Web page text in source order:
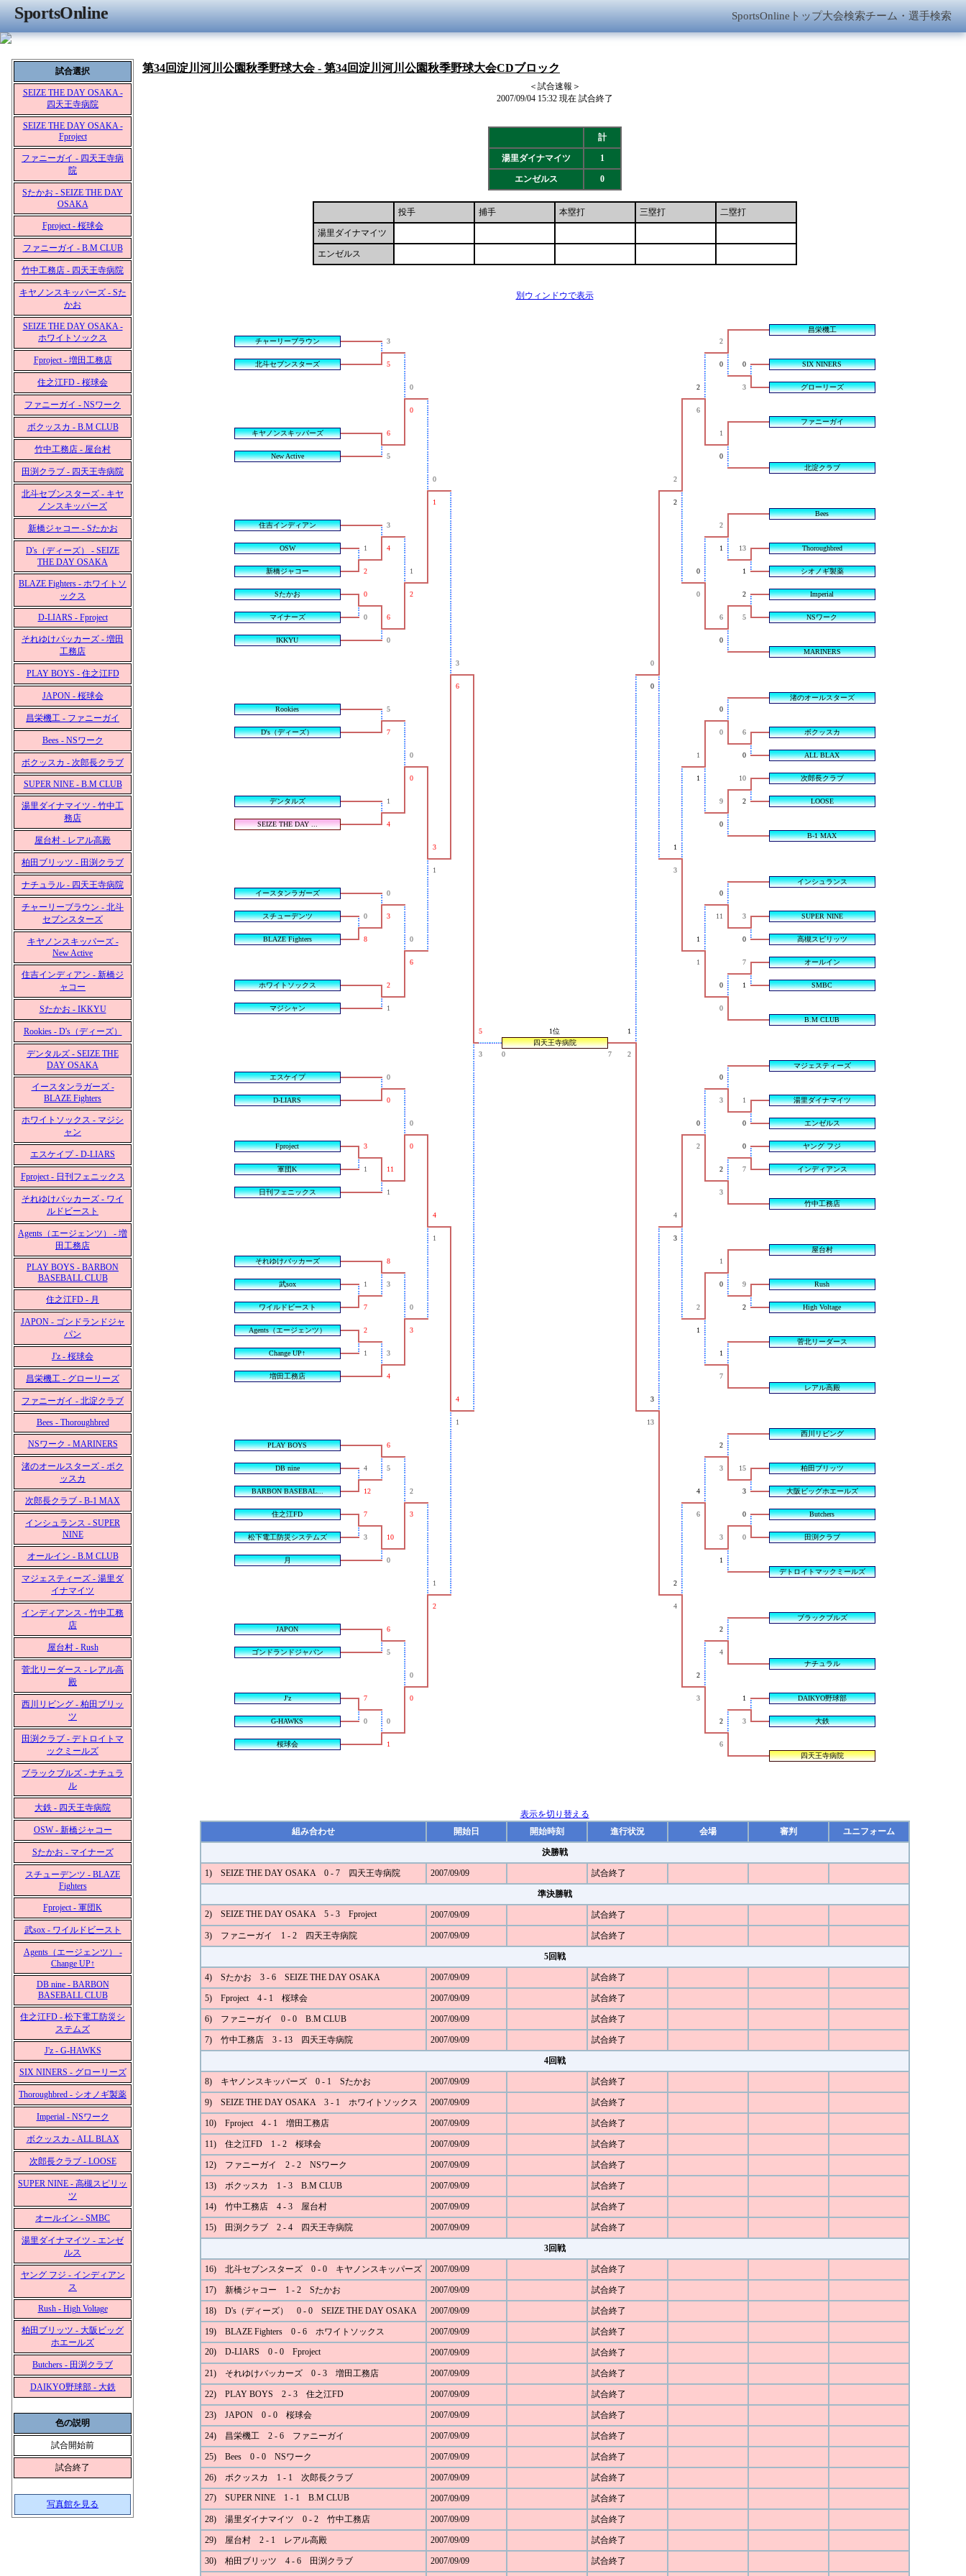
SportsOnline SportsOnlineトップ大会検索チーム・選手検索
試合選択
SEIZE THE DAY OSAKA -
四天王寺病院
SEIZE THE DAY OSAKA -
Fproject
ファニーガイ - 四天王寺病
院
Sたかお - SEIZE THE DAY
OSAKA
Fproject - 桜球会
ファニーガイ - B.M CLUB
竹中工務店 - 四天王寺病院
キヤノンスキッパーズ - Sた
かお
SEIZE THE DAY OSAKA -
ホワイトソックス
Fproject - 増田工務店
住之江FD - 桜球会
ファニーガイ - NSワーク
ボクッスカ - B.M CLUB
竹中工務店 - 屋台村
田渕クラブ - 四天王寺病院
北斗セブンスターズ - キヤ
ノンスキッパーズ
新橋ジャコー - Sたかお
D's（ディーズ） - SEIZE
THE DAY OSAKA
BLAZE Fighters - ホワイトソ
ックス
D-LIARS - Fproject
それゆけバッカーズ - 増田
工務店
PLAY BOYS - 住之江FD
JAPON - 桜球会
昌栄機工 - ファニーガイ
Bees - NSワーク
ボクッスカ - 次郎長クラブ
SUPER NINE - B.M CLUB
湯里ダイナマイツ - 竹中工
務店
屋台村 - レアル高殿
柏田ブリッツ - 田渕クラブ
ナチュラル - 四天王寺病院
チャーリーブラウン - 北斗
セブンスターズ
キヤノンスキッパーズ -
New Active
住吉インディアン - 新橋ジ
ャコー
Sたかお - IKKYU
Rookies - D's（ディーズ）
デンタルズ - SEIZE THE
DAY OSAKA
イースタンラガーズ -
BLAZE Fighters
ホワイトソックス - マジシ
ャン
エスケイプ - D-LIARS
Fproject - 日刊フェニックス
それゆけバッカーズ - ワイ
ルドビースト
Agents（エージェンツ） - 増
田工務店
PLAY BOYS - BARBON
BASEBALL CLUB
住之江FD - 月
JAPON - ゴンドランドジャ
パン
J'z - 桜球会
昌栄機工 - グローリーズ
ファニーガイ - 北淀クラブ
Bees - Thoroughbred
NSワーク - MARINERS
渚のオールスターズ - ボク
ッスカ
次郎長クラブ - B-1 MAX
インシュランス - SUPER
NINE
オールイン - B.M CLUB
マジェスティーズ - 湯里ダ
イナマイツ
インディアンス - 竹中工務
店
屋台村 - Rush
菅北リーダース - レアル高
殿
西川リビング - 柏田ブリッ
ツ
田渕クラブ - デトロイトマ
ックミールズ
ブラックブルズ - ナチュラ
ル
大鉄 - 四天王寺病院
OSW - 新橋ジャコー
Sたかお - マイナーズ
スチューデンツ - BLAZE
Fighters
Fproject - 軍団K
武sox - ワイルドビースト
Agents（エージェンツ） -
Change UP↑
DB nine - BARBON
BASEBALL CLUB
住之江FD - 松下電工防災シ
ステムズ
J'z - G-HAWKS
SIX NINERS - グローリーズ
Thoroughbred - シオノギ製薬
Imperial - NSワーク
ボクッスカ - ALL BLAX
次郎長クラブ - LOOSE
SUPER NINE - 高槻スピリッ
ツ
オールイン - SMBC
湯里ダイナマイツ - エンゼ
ルス
ヤング フジ - インディアン
ス
Rush - High Voltage
柏田ブリッツ - 大阪ビッグ
ホエールズ
Butchers - 田渕クラブ
DAIKYO野球部 - 大鉄
色の説明
試合開始前
試合終了
写真館を見る
第34回淀川河川公園秋季野球大会 - 第34回淀川河川公園秋季野球大会CDブロック
＜試合速報＞
2007/09/04 15:32 現在 試合終了
計
湯里ダイナマイツ 1
エンゼルス 0
投手 捕手 本塁打 三塁打 二塁打
湯里ダイナマイツ
エンゼルス
別ウィンドウで表示
昌栄機工
チャーリーブラウン
3 2
北斗セブンスターズ 5 0 0 SIX NINERS
0 2 3 グローリーズ
0
6
ファニーガイ
キヤノンスキッパーズ
6 1
New Active 5
0
北淀クラブ
0
2
1
2
Bees
住吉インディアン
3 2
OSW 1 4 1 13 Thoroughbred
新橋ジャコー 2 1 0 1 シオノギ製薬
Sたかお 0 2 0 2 Imperial
マイナーズ 0 6 6 5 NSワーク
IKKYU 0
0
MARINERS
3
0
6
0
渚のオールスターズ
Rookies
5 0
D's（ディーズ） 7 0 6 ボクッスカ
0 1 0 ALL BLAX
0 1 10 次郎長クラブ
デンタルズ 1 9 2 LOOSE
SEIZE THE DAY ... 4
0
B-1 MAX
3
1
1
3
インシュランス
イースタンラガーズ
0 0
スチューデンツ 0 3 11 3 SUPER NINE
BLAZE Fighters 8 0 1 0 高槻スピリッツ
6 1 7 オールイン
ホワイトソックス 2 0 1 SMBC
マジシャン 1
0
B.M CLUB
5
1位
1
四天王寺病院
3
0 7
2
マジェスティーズ
エスケイプ
0 0
D-LIARS 0 3 1 湯里ダイナマイツ
0 0 0 エンゼルス
Fproject 3 0 2 0 ヤング フジ
軍団K 1 11 2 7 インディアンス
日刊フェニックス 1
3
竹中工務店
4
4
1
3
屋台村
それゆけバッカーズ
8 1
武sox 1 3 0 9 Rush
ワイルドビースト 7 0 2 2 High Voltage
Agents（エージェンツ） 2 3
1
菅北リーダース
Change UP↑
1 3 1
増田工務店 4
7
レアル高殿
4
3
1
13
西川リビング
PLAY BOYS
6 2
DB nine 4 5 3 15 柏田ブリッツ
BARBON BASEBAL... 12 2 4 3 大阪ビッグホエールズ
住之江FD 7 3 6 0 Butchers
松下電工防災システムズ 3 10 3 0 田渕クラブ
月 0
1
デトロイトマックミールズ
1
2
2
4
ブラックブルズ
JAPON
6 2
ゴンドランドジャパン 5
4
ナチュラル
0
2
J'z 7 0 3 1 DAIKYO野球部
G-HAWKS 0 0 2 3 大鉄
桜球会 1
6
四天王寺病院
表示を切り替える
組み合わせ
開始日 開始時刻 進行状況 会場 審判 ユニフォーム
決勝戦
1) SEIZE THE DAY OSAKA 0 - 7 四天王寺病院 2007/09/09 試合終了
準決勝戦
2) SEIZE THE DAY OSAKA 5 - 3 Fproject
2007/09/09 試合終了
3) ファニーガイ 1 - 2 四天王寺病院 2007/09/09 試合終了
5回戦
4) Sたかお 3 - 6 SEIZE THE DAY OSAKA 2007/09/09 試合終了
5) Fproject 4 - 1 桜球会 2007/09/09 試合終了
6) ファニーガイ 0 - 0 B.M CLUB 2007/09/09 試合終了
7) 竹中工務店 3 - 13 四天王寺病院 2007/09/09 試合終了
4回戦
8) キヤノンスキッパーズ 0 - 1 Sたかお 2007/09/09 試合終了
9) SEIZE THE DAY OSAKA 3 - 1 ホワイトソックス 2007/09/09 試合終了
10) Fproject 4 - 1 増田工務店 2007/09/09 試合終了
11) 住之江FD 1 - 2 桜球会 2007/09/09 試合終了
12) ファニーガイ 2 - 2 NSワーク 2007/09/09 試合終了
13) ボクッスカ 1 - 3 B.M CLUB 2007/09/09 試合終了
14) 竹中工務店 4 - 3 屋台村 2007/09/09 試合終了
15) 田渕クラブ 2 - 4 四天王寺病院 2007/09/09 試合終了
3回戦
16) 北斗セブンスターズ 0 - 0 キヤノンスキッパーズ 2007/09/09 試合終了
17) 新橋ジャコー 1 - 2 Sたかお 2007/09/09 試合終了
18) D's（ディーズ） 0 - 0 SEIZE THE DAY OSAKA 2007/09/09 試合終了
19) BLAZE Fighters 0 - 6 ホワイトソックス 2007/09/09
試合終了
20) D-LIARS 0 - 0 Fproject
2007/09/09 試合終了
21) それゆけバッカーズ 0 - 3 増田工務店 2007/09/09 試合終了
22) PLAY BOYS 2 - 3 住之江FD 2007/09/09 試合終了
23) JAPON 0 - 0 桜球会 2007/09/09 試合終了
24) 昌栄機工 2 - 6 ファニーガイ 2007/09/09 試合終了
25) Bees 0 - 0 NSワーク 2007/09/09 試合終了
26) ボクッスカ 1 - 1 次郎長クラブ 2007/09/09
試合終了
27) SUPER NINE 1 - 1 B.M CLUB
2007/09/09 試合終了
28) 湯里ダイナマイツ 0 - 2 竹中工務店 2007/09/09 試合終了
29) 屋台村 2 - 1 レアル高殿 2007/09/09 試合終了
30) 柏田ブリッツ 4 - 6 田渕クラブ 2007/09/09 試合終了